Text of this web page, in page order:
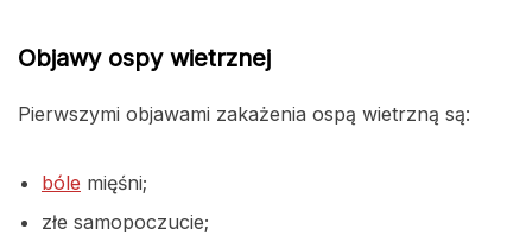
Objawy ospy wietrznej
Pierwszymi objawami zakażenia ospą wietrzną są:
bóle mięśni;
złe samopoczucie;